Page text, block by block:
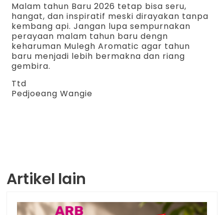
Malam tahun Baru 2026 tetap bisa seru,
hangat, dan inspiratif meski dirayakan tanpa
kembang api. Jangan lupa sempurnakan
perayaan malam tahun baru dengn
keharuman Mulegh Aromatic agar tahun
baru menjadi lebih bermakna dan riang
gembira.
Ttd
Pedjoeang Wangie
Artikel lain